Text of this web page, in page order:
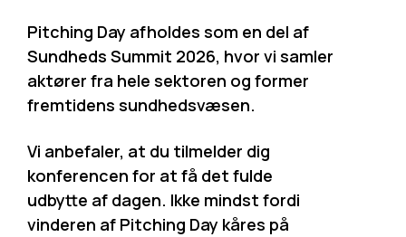
Pitching Day afholdes som en del af
Sundheds Summit 2026, hvor vi samler
aktører fra hele sektoren og former
fremtidens sundhedsvæsen.
Vi anbefaler, at du tilmelder dig
konferencen for at få det fulde
udbytte af dagen. Ikke mindst fordi
vinderen af Pitching Day kåres på